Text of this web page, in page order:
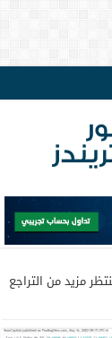
مزيد من التراجع